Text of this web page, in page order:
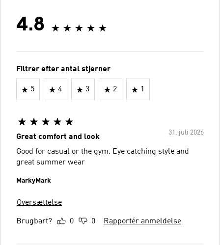
4.8
Filtrer efter antal stjerner
5 4 3 2 1
31. juli 2026
Great comfort and look
Good for casual or the gym. Eye catching style and
great summer wear
MarkyMark
Oversættelse
Brugbart? 0 0 Rapportér anmeldelse